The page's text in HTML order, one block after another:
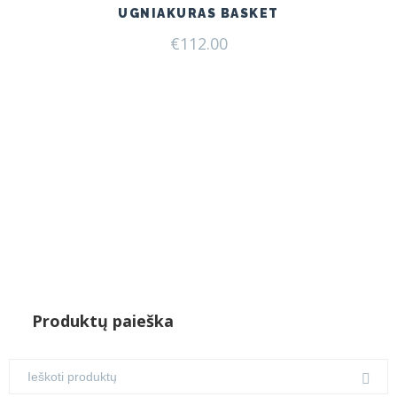
UGNIAKURAS BASKET
€112.00
Produktų paieška